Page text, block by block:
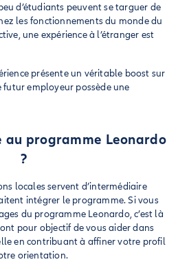
d’étudiants peuvent se targuer de
les fonctionnements du monde du
une expérience à l’étranger est
présente un véritable boost sur
employeur possède une
au programme Leonardo
?
locales servent d’intermédiaire
intégrer le programme. Si vous
du programme Leonardo, c’est là
pour objectif de vous aider dans
en contribuant à affiner votre profil
orientation.